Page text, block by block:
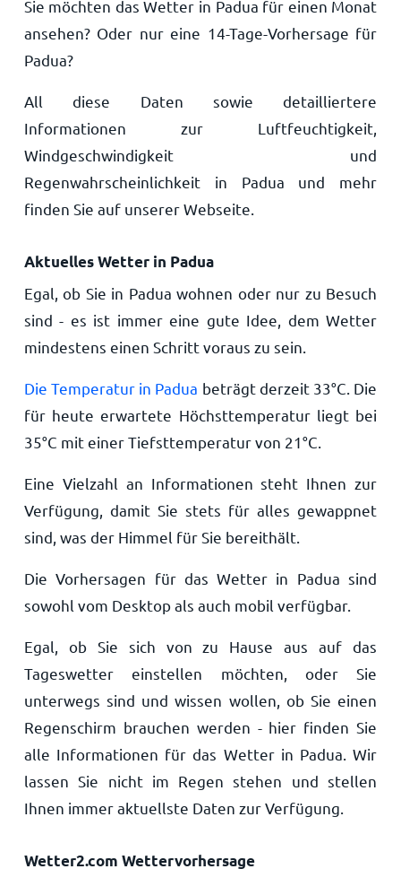
Sie möchten das Wetter in Padua für einen Monat
ansehen? Oder nur eine 14-Tage-Vorhersage für
Padua?
All diese Daten sowie detailliertere
Informationen zur Luftfeuchtigkeit,
Windgeschwindigkeit und
Regenwahrscheinlichkeit in Padua und mehr
finden Sie auf unserer Webseite.
Aktuelles Wetter in Padua
Egal, ob Sie in Padua wohnen oder nur zu Besuch
sind - es ist immer eine gute Idee, dem Wetter
mindestens einen Schritt voraus zu sein.
Die Temperatur in Padua beträgt derzeit 33°C . Die
für heute erwartete Höchsttemperatur liegt bei
35°C mit einer Tiefsttemperatur von 21°C
Eine Vielzahl an Informationen steht Ihnen zur
Verfügung, damit Sie stets für alles gewappnet
sind, was der Himmel für Sie bereithält.
Die Vorhersagen für das Wetter in Padua sind
sowohl vom Desktop als auch mobil verfügbar.
Egal, ob Sie sich von zu Hause aus auf das
Tageswetter einstellen möchten, oder Sie
unterwegs sind und wissen wollen, ob Sie einen
Regenschirm brauchen werden - hier finden Sie
alle Informationen für das Wetter in Padua. Wir
lassen Sie nicht im Regen stehen und stellen
Ihnen immer aktuellste Daten zur Verfügung.
Wetter2.com Wettervorhersage